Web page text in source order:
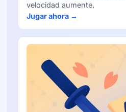
velocidad aumente.
Jugar ahora →